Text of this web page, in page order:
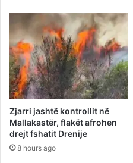
Zjarri jashtë kontrollit në
Mallakastër, flakët afrohen
drejt fshatit Drenije
8 hours ago